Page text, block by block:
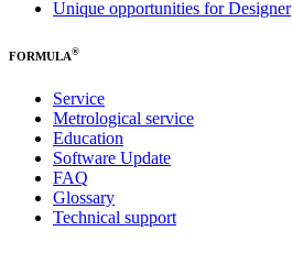
Unique opportunities for Designer
FORMULA®
Service
Metrological service
Education
Software Update
FAQ
Glossary
Technical support